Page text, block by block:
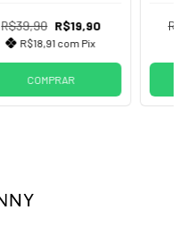
R$39,90 R$19,90
R$18,91 com Pix
COMPRAR